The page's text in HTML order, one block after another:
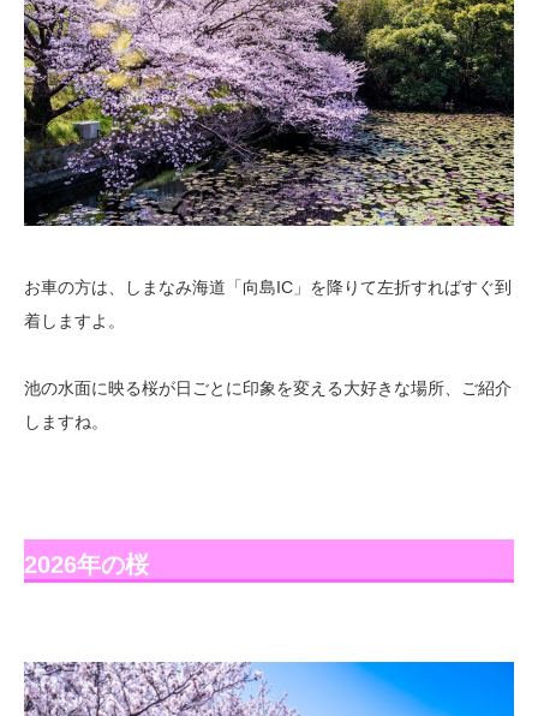
お車の方は、しまなみ海道「向島IC」を降りて左折すればすぐ到
着しますよ。
池の水面に映る桜が日ごとに印象を変える大好きな場所、ご紹介
しますね。
2026年の桜